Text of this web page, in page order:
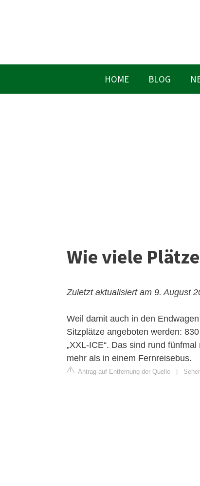
HOME BLOG
Wie viele
Zuletzt aktualisiert am 9. August
Weil damit auch in den
Sitzplätze angeboten werden:
„XXL-ICE“. Das sind rund
mehr als in einem Fernreisebus.
Antrag auf Entfernung der Quelle